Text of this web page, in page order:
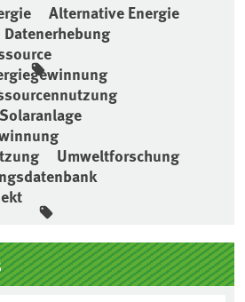
Alternative Energie
Datenerhebung
Solaranlage
Umweltforschung